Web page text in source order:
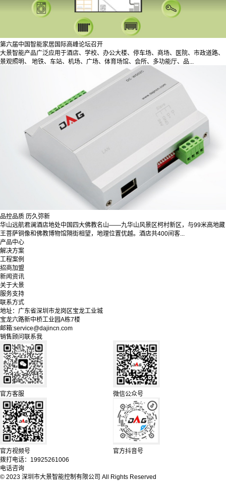
第六届中国智能家居国际高峰论坛召开
大景智能产品广泛应用于酒店、学校、办公大楼、停车场、商场、医院、市政道路、
景观照明、 地铁、车站、机场、广场、体育场馆、会所、多功能厅、品...
品控品质 历久弥新
华山远航君澜酒店地处中国四大佛教名山——九华山风景区柯村新区，与99米高地藏
王菩萨铜像和佛教博物馆隔街相望，地理位置优越。酒店共400间客...
产品中心
解决方案
工程案例
招商加盟
新闻资讯
关于大景
服务支持
联系方式
地址：广东省深圳市龙岗区宝龙工业城
宝龙六路新中桥工业园A栋7楼
邮箱:service@dajincn.com
销售顾问联系我
官方客服 微信公众号
官方视频号
官方抖音号
拨打电话：19925261006
电话咨询
© 2023 深圳市大景智能控制有限公司 All Rights Reserved